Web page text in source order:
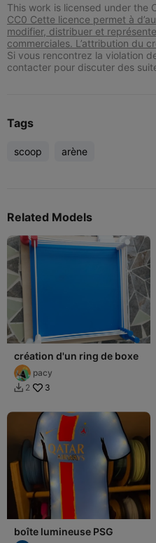
This work is licensed under the
CC0 Cette licence permet à
modifier, distribuer et
commerciales. L’attribution du
Si vous rencontrez la violation
contacter pour discuter des
Tags
scoop arène
Related Models
création d'un ring de boxe
pacy
 2 3
boîte lumineuse PSG